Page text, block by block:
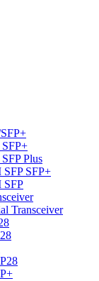
Plus
SFP+
SFP
Transceiver